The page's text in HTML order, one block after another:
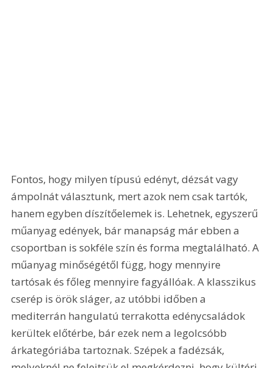
Fontos, hogy milyen típusú edényt, dézsát vagy
ámpolnát választunk, mert azok nem csak tartók,
hanem egyben díszítőelemek is. Lehetnek, egyszerű
műanyag edények, bár manapság már ebben a
csoportban is sokféle szín és forma megtalálható. A
műanyag minőségétől függ, hogy mennyire
tartósak és főleg mennyire fagyállóak. A klasszikus
cserép is örök sláger, az utóbbi időben a
mediterrán hangulatú terrakotta edénycsaládok
kerültek előtérbe, bár ezek nem a legolcsóbb
árkategóriába tartoznak. Szépek a fadézsák,